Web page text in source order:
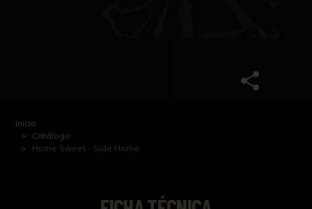
Inicio
Catálogo
Home Sweet - Side Home